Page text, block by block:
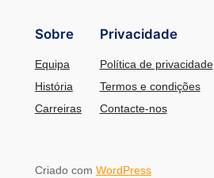
Sobre
Equipa
História
Carreiras
Privacidade
Política de privacidade
Termos e condições
Contacte-nos
Criado com WordPress